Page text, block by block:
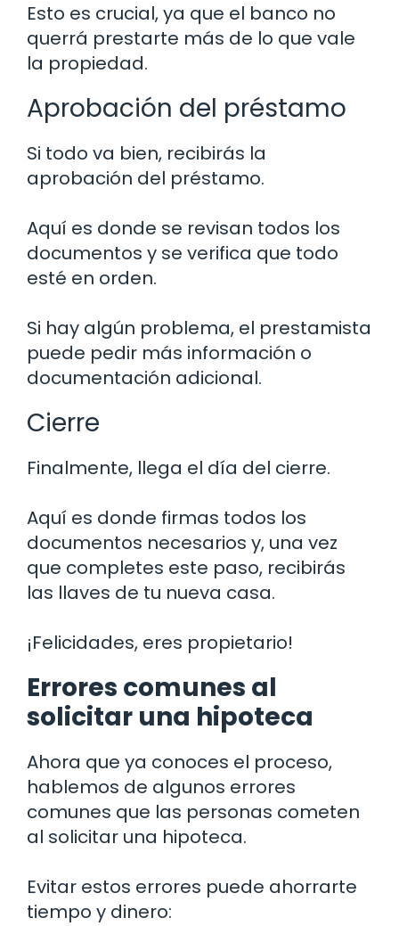
Esto es crucial, ya que el banco no
querrá prestarte más de lo que vale
la propiedad.
Aprobación del préstamo
Si todo va bien, recibirás la
aprobación del préstamo.
Aquí es donde se revisan todos los
documentos y se verifica que todo
esté en orden.
Si hay algún problema, el prestamista
puede pedir más información o
documentación adicional.
Cierre
Finalmente, llega el día del cierre.
Aquí es donde firmas todos los
documentos necesarios y, una vez
que completes este paso, recibirás
las llaves de tu nueva casa.
¡Felicidades, eres propietario!
Errores comunes al
solicitar una hipoteca
Ahora que ya conoces el proceso,
hablemos de algunos errores
comunes que las personas cometen
al solicitar una hipoteca.
Evitar estos errores puede ahorrarte
tiempo y dinero: